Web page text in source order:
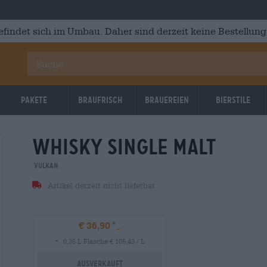
sich im Umbau. Daher sind derzeit keine
Pakete Braufrisch Brauereien Bierstile
whisky single malt
Vulkan
Artikel derzeit nicht lieferbar
€ 36,90
-
0,35 L Flasche € 105,43 / L
Ausverkauft